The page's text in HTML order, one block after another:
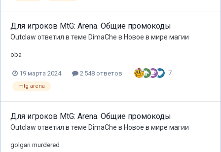
Для игроков MtG: Arena. Общие промокоды
Outclaw ответил в теме DimaChe в Новое в мире магии
oba
19 марта 2024 2 548 ответов 7
mtg arena
Для игроков MtG: Arena. Общие промокоды
Outclaw ответил в теме DimaChe в Новое в мире магии
golgari murdered